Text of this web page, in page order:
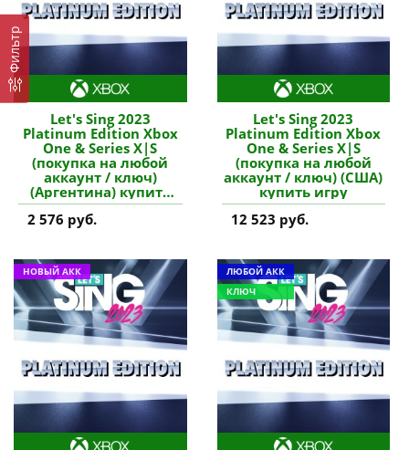
Фильтр
Let's Sing 2023
Platinum Edition Xbox
One & Series X|S
(покупка на любой
аккаунт / ключ)
(Аргентина) купить
игру
2 576 руб.
Let's Sing 2023
Platinum Edition Xbox
One & Series X|S
(покупка на любой
аккаунт / ключ) (США)
купить игру
12 523 руб.
НОВЫЙ АКК
ЛЮБОЙ АКК
КЛЮЧ